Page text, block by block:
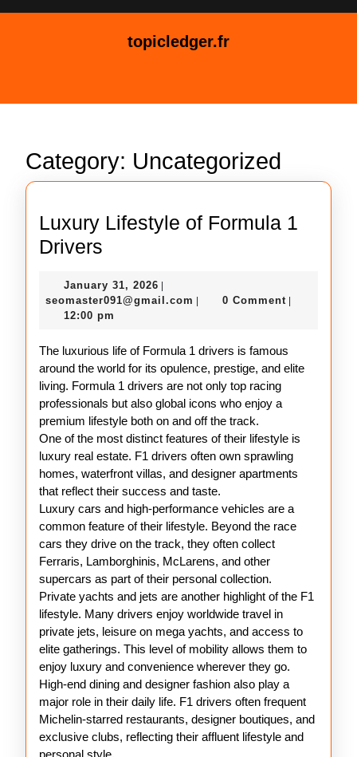
topicledger.fr
Category: Uncategorized
Luxury Lifestyle of Formula 1
Drivers
of
Formula
Drivers
January 31, 2026 January
31,
seomaster091@gmail.com seomaster091@gmail.com
0 Comment
12:00 pm
The luxurious life of Formula 1 drivers is famous
around the world for its opulence, prestige, and elite
living. Formula 1 drivers are not only top racing
professionals but also global icons who enjoy a
premium lifestyle both on and off the track.
One of the most distinct features of their lifestyle is
luxury real estate. F1 drivers often own sprawling
homes, waterfront villas, and designer apartments
that reflect their success and taste.
Luxury cars and high-performance vehicles are a
common feature of their lifestyle. Beyond the race
cars they drive on the track, they often collect
Ferraris, Lamborghinis, McLarens, and other
supercars as part of their personal collection.
Private yachts and jets are another highlight of the F1
lifestyle. Many drivers enjoy worldwide travel in
private jets, leisure on mega yachts, and access to
elite gatherings. This level of mobility allows them to
enjoy luxury and convenience wherever they go.
High-end dining and designer fashion also play a
major role in their daily life. F1 drivers often frequent
Michelin-starred restaurants, designer boutiques, and
exclusive clubs, reflecting their affluent lifestyle and
personal style.